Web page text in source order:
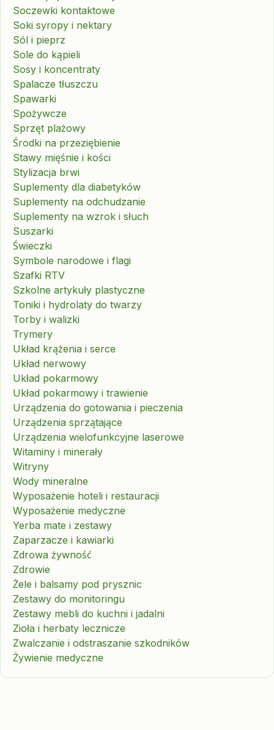
Soczewki kontaktowe
Soki syropy i nektary
Sól i pieprz
Sole do kąpieli
Sosy i koncentraty
Spalacze tłuszczu
Spawarki
Spożywcze
Sprzęt plażowy
Środki na przeziębienie
Stawy mięśnie i kości
Stylizacja brwi
Suplementy dla diabetyków
Suplementy na odchudzanie
Suplementy na wzrok i słuch
Suszarki
Świeczki
Symbole narodowe i flagi
Szafki RTV
Szkolne artykuły plastyczne
Toniki i hydrolaty do twarzy
Torby i walizki
Trymery
Układ krążenia i serce
Układ nerwowy
Układ pokarmowy
Układ pokarmowy i trawienie
Urządzenia do gotowania i pieczenia
Urządzenia sprzątające
Urządzenia wielofunkcyjne laserowe
Witaminy i minerały
Witryny
Wody mineralne
Wyposażenie hoteli i restauracji
Wyposażenie medyczne
Yerba mate i zestawy
Zaparzacze i kawiarki
Zdrowa żywność
Zdrowie
Żele i balsamy pod prysznic
Zestawy do monitoringu
Zestawy mebli do kuchni i jadalni
Zioła i herbaty lecznicze
Zwalczanie i odstraszanie szkodników
Żywienie medyczne